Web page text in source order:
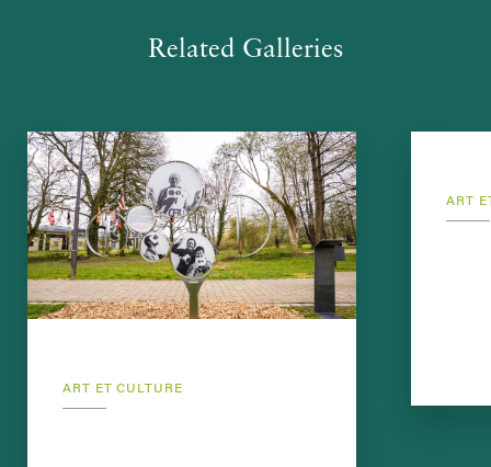
Related Galleries
ART ET CULTURE
ART